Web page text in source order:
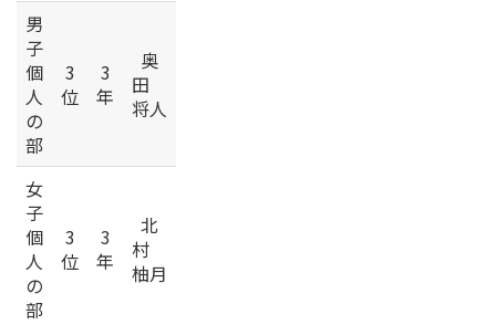
男
子
個
人
の
部
3
位
3
年
奥
田
将人
女
子
個
人
の
部
3
位
3
年
北
村
柚月